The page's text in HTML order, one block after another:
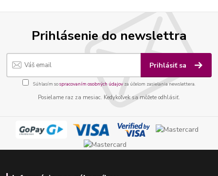
Prihlásenie do newslettra
Prihlásiť sa
Súhlasím sospracovaním osobných údajov za účelom zasielania newslettera.
Posielame raz za mesiac. Kedykoľvek sa môžete odhlásiť.